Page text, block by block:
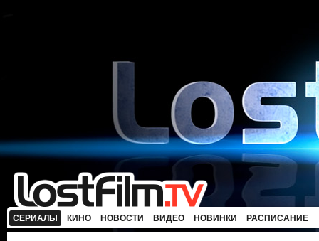
СЕРИАЛЫ КИНО НОВОСТИ ВИДЕО НОВИНКИ РАСПИСАНИЕ